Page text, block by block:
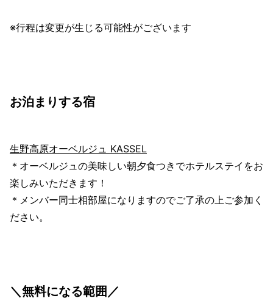
※行程は変更が生じる可能性がございます
お泊まりする宿
生野高原オーベルジュ KASSEL
＊オーベルジュの美味しい朝夕食つきでホテルステイをお
楽しみいただきます！
＊メンバー同士相部屋になりますのでご了承の上ご参加く
ださい。
＼無料になる範囲／